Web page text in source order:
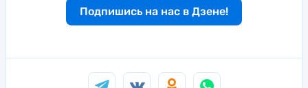
Подпишись на нас в Дзене!